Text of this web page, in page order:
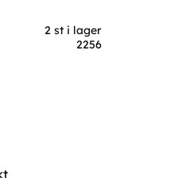
2 st i lager
2256